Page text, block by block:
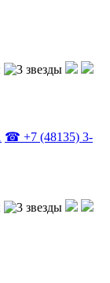
☎ +7 (48135) 3-